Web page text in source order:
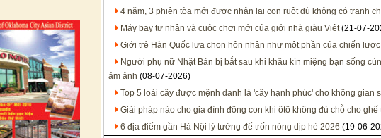
4 năm, 3 phiên tòa mới được nhận lại con ruột dù không có tranh
Máy bay tư nhân và cuộc chơi mới của giới nhà giàu Việt(21-07-
Giới trẻ Hàn Quốc lựa chọn hôn nhân như một phần của chiến
Người phụ nữ Nhật Bản bị bắt sau khi khâu kín miệng bạn sống
ám ảnh (08-07-2026)
Top 5 loài cây được mệnh danh là 'cây hạnh phúc' cho không gian
Giải pháp nào cho gia đình đông con khi ôtô không đủ chỗ cho ghế
6 địa điểm gần Hà Nội lý tưởng để trốn nóng dịp hè 2026 (19-06-